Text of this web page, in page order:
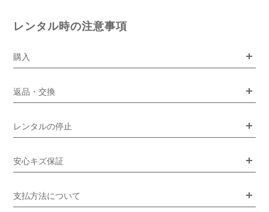
レンタル時の注意事項
購入
返品・交換
レンタルの停止
安心キズ保証
支払方法について